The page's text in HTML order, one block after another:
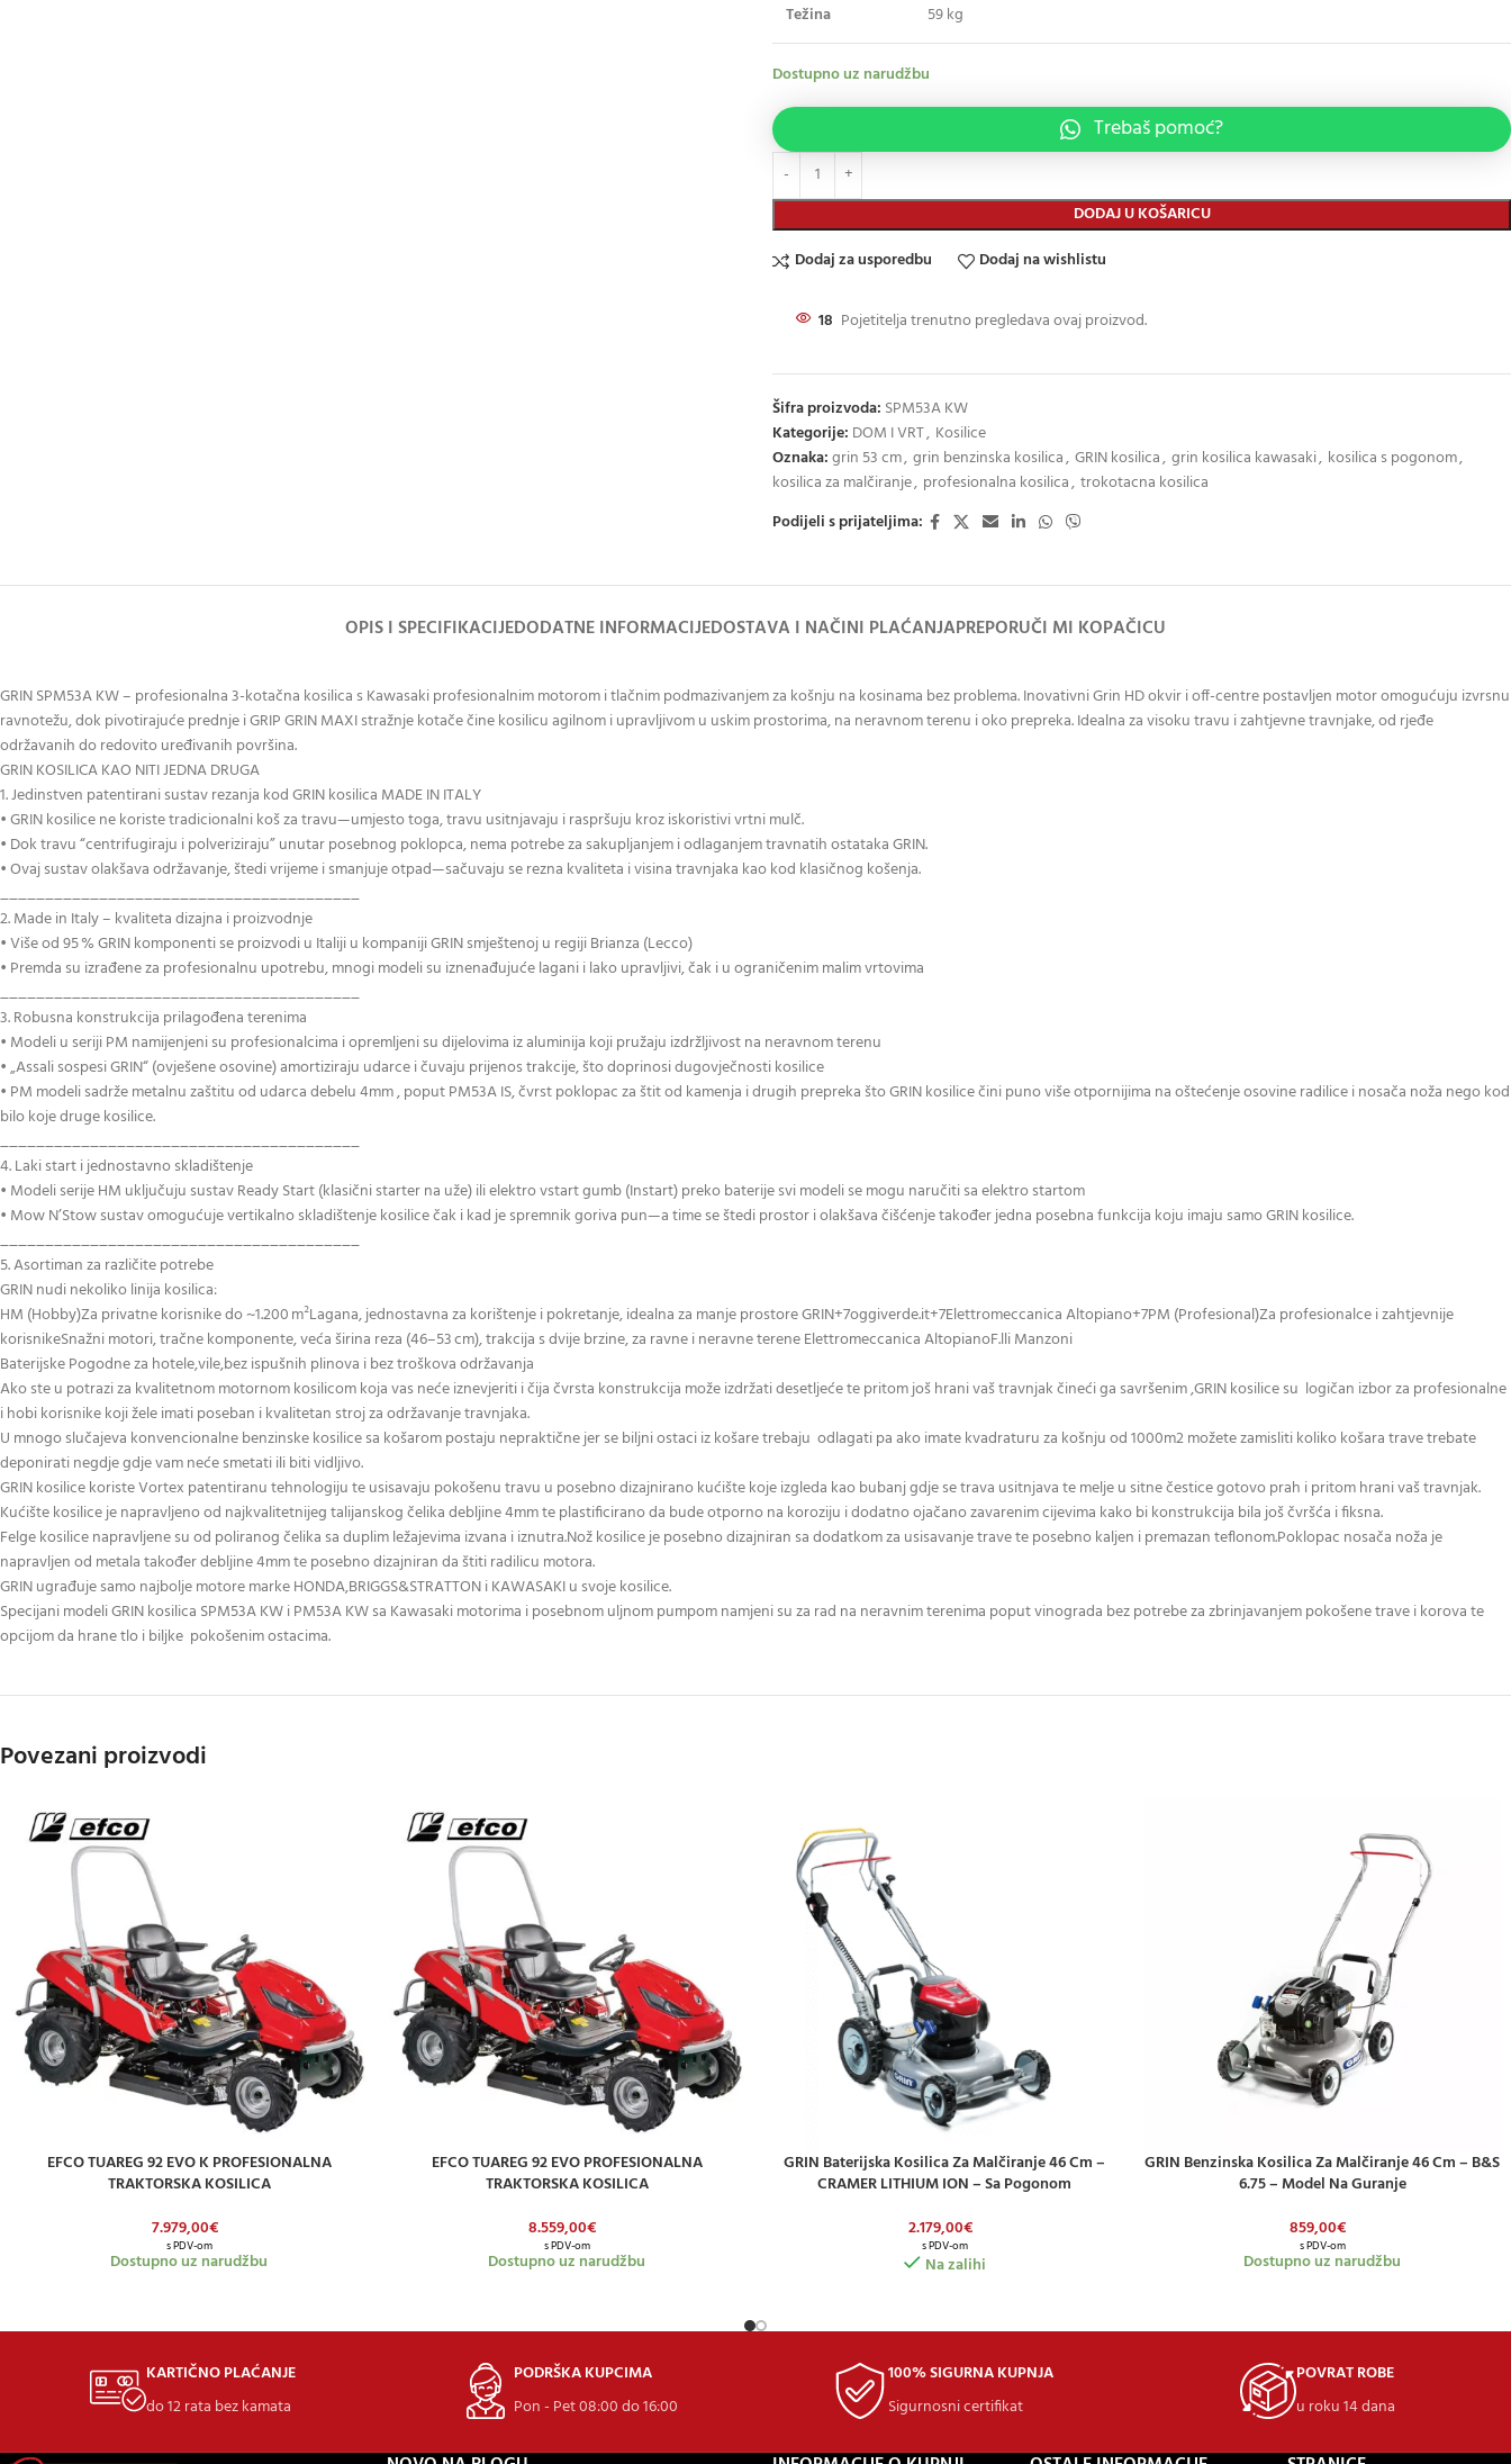
Težina 59 kg
Dostupno uz narudžbu
DODAJ U KOŠARICU
Trebaš pomoć?
Dodaj za usporedbu Dodaj na wishlistu
18 Pojetitelja trenutno pregledava ovaj proizvod.
Šifra proizvoda: SPM53A KW
Kategorije: DOM I VRT, Kosilice
Oznaka:grin 53 cm, grin benzinska kosilica, GRIN kosilica, grin kosilica kawasaki, kosilica s pogonom,
kosilica za malčiranje, profesionalna kosilica, trokotacna kosilica
Podijeli s prijateljima:
OPIS I SPECIFIKACIJEDODATNE INFORMACIJEDOSTAVA I NAČINI PLAĆANJAPREPORUČI MI KOPAČICU
GRIN SPM53A KW – profesionalna 3-kotačna kosilica s Kawasaki profesionalnim motorom i tlačnim podmazivanjem za košnju na kosinama bez problema. Inovativni Grin HD okvir i off-centre postavljen motor omogućuju izvrsnu
ravnotežu, dok pivotirajuće prednje i GRIP GRIN MAXI stražnje kotače čine kosilicu agilnom i upravljivom u uskim prostorima, na neravnom terenu i oko prepreka. Idealna za visoku travu i zahtjevne travnjake, od rjeđe
održavanih do redovito uređivanih površina.
GRIN KOSILICA KAO NITI JEDNA DRUGA
1. Jedinstven patentirani sustav rezanja kod GRIN kosilica MADE IN ITALY
• GRIN kosilice ne koriste tradicionalni koš za travu—umjesto toga, travu usitnjavaju i raspršuju kroz iskoristivi vrtni mulč.
• Dok travu “centrifugiraju i polveriziraju” unutar posebnog poklopca, nema potrebe za sakupljanjem i odlaganjem travnatih ostataka GRIN.
• Ovaj sustav olakšava održavanje, štedi vrijeme i smanjuje otpad—sačuvaju se rezna kvaliteta i visina travnjaka kao kod klasičnog košenja.
________________________________________
2. Made in Italy – kvaliteta dizajna i proizvodnje
• Više od 95 % GRIN komponenti se proizvodi u Italiji u kompaniji GRIN smještenoj u regiji Brianza (Lecco)
• Premda su izrađene za profesionalnu upotrebu, mnogi modeli su iznenađujuće lagani i lako upravljivi, čak i u ograničenim malim vrtovima
________________________________________
3. Robusna konstrukcija prilagođena terenima
• Modeli u seriji PM namijenjeni su profesionalcima i opremljeni su dijelovima iz aluminija koji pružaju izdržljivost na neravnom terenu
• „Assali sospesi GRIN“ (ovješene osovine) amortiziraju udarce i čuvaju prijenos trakcije, što doprinosi dugovječnosti kosilice
• PM modeli sadrže metalnu zaštitu od udarca debelu 4mm , poput PM53A IS, čvrst poklopac za štit od kamenja i drugih prepreka što GRIN kosilice čini puno više otpornijima na oštećenje osovine radilice i nosača noža nego kod
bilo koje druge kosilice.
________________________________________
4. Laki start i jednostavno skladištenje
• Modeli serije HM uključuju sustav Ready Start (klasični starter na uže) ili elektro vstart gumb (Instart) preko baterije svi modeli se mogu naručiti sa elektro startom
• Mow N’Stow sustav omogućuje vertikalno skladištenje kosilice čak i kad je spremnik goriva pun—a time se štedi prostor i olakšava čišćenje također jedna posebna funkcija koju imaju samo GRIN kosilice.
________________________________________
5. Asortiman za različite potrebe
GRIN nudi nekoliko linija kosilica:
HM (Hobby)Za privatne korisnike do ~1.200 m²Lagana, jednostavna za korištenje i pokretanje, idealna za manje prostore GRIN+7oggiverde.it+7Elettromeccanica Altopiano+7PM (Profesional)Za profesionalce i zahtjevnije
korisnikeSnažni motori, tračne komponente, veća širina reza (46–53 cm), trakcija s dvije brzine, za ravne i neravne terene Elettromeccanica AltopianoF.lli Manzoni
Baterijske Pogodne za hotele,vile,bez ispušnih plinova i bez troškova održavanja
Ako ste u potrazi za kvalitetnom motornom kosilicom koja vas neće iznevjeriti i čija čvrsta konstrukcija može izdržati desetljeće te pritom još hrani vaš travnjak čineći ga savršenim ,GRIN kosilice su logičan izbor za profesionalne
i hobi korisnike koji žele imati poseban i kvalitetan stroj za održavanje travnjaka.
U mnogo slučajeva konvencionalne benzinske kosilice sa košarom postaju nepraktične jer se biljni ostaci iz košare trebaju odlagati pa ako imate kvadraturu za košnju od 1000m2 možete zamisliti koliko košara trave trebate
deponirati negdje gdje vam neće smetati ili biti vidljivo.
GRIN kosilice koriste Vortex patentiranu tehnologiju te usisavaju pokošenu travu u posebno dizajnirano kućište koje izgleda kao bubanj gdje se trava usitnjava te melje u sitne čestice gotovo prah i pritom hrani vaš travnjak.
Kućište kosilice je napravljeno od najkvalitetnijeg talijanskog čelika debljine 4mm te plastificirano da bude otporno na koroziju i dodatno ojačano zavarenim cijevima kako bi konstrukcija bila još čvršća i fiksna.
Felge kosilice napravljene su od poliranog čelika sa duplim ležajevima izvana i iznutra.Nož kosilice je posebno dizajniran sa dodatkom za usisavanje trave te posebno kaljen i premazan teflonom.Poklopac nosača noža je
napravljen od metala također debljine 4mm te posebno dizajniran da štiti radilicu motora.
GRIN ugrađuje samo najbolje motore marke HONDA,BRIGGS&STRATTON i KAWASAKI u svoje kosilice.
Specijani modeli GRIN kosilica SPM53A KW i PM53A KW sa Kawasaki motorima i posebnom uljnom pumpom namjeni su za rad na neravnim terenima poput vinograda bez potrebe za zbrinjavanjem pokošene trave i korova te
opcijom da hrane tlo i biljke pokošenim ostacima.
Povezani proizvodi
DODAJ U KOŠARICU
EFCO TUAREG 92 EVO K PROFESIONALNA
TRAKTORSKA KOSILICA
7.979,00€
s PDV-om
Dostupno uz narudžbu
DODAJ U KOŠARICU
EFCO TUAREG 92 EVO PROFESIONALNA
TRAKTORSKA KOSILICA
8.559,00€
s PDV-om
Dostupno uz narudžbu
DODAJ U KOŠARICU
GRIN Baterijska Kosilica Za Malčiranje 46 Cm –
CRAMER LITHIUM ION – Sa Pogonom
2.179,00€
s PDV-om
Na zalihi
DODAJ U KOŠARICU
GRIN Benzinska Kosilica Za Malčiranje 46 Cm – B&S
6.75 – Model Na Guranje
859,00€
s PDV-om
Dostupno uz narudžbu
KARTIČNO PLAĆANJE
do 12 rata bez kamata
PODRŠKA KUPCIMA
Pon - Pet 08:00 do 16:00
100% SIGURNA KUPNJA
Sigurnosni certifikat
POVRAT ROBE
u roku 14 dana